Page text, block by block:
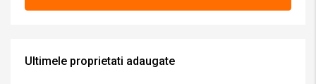
Ultimele proprietati adaugate